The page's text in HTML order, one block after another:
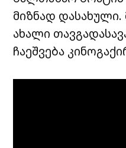
მიზნად დასახული.
ახალი
ჩაეშვება